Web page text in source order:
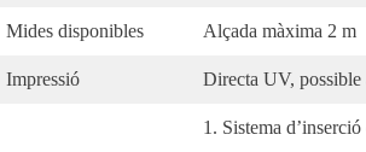
Mides disponibles Alçada màxima 2 m
Impressió Directa UV, possible
1. Sistema